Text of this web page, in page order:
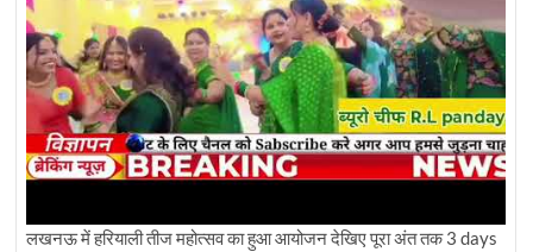
लखनऊ में हरियाली तीज महोत्सव का हुआ आयोजन देखिए पूरा अंत तक3 days